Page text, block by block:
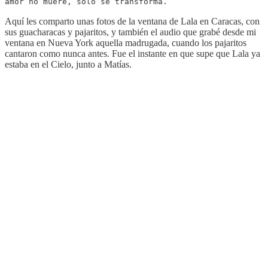
Aquí les comparto unas fotos de la ventana de Lala en Caracas, con
sus guacharacas y pajaritos, y también el audio que grabé desde mi
ventana en Nueva York aquella madrugada, cuando los pajaritos
cantaron como nunca antes. Fue el instante en que supe que Lala ya
estaba en el Cielo, junto a Matías.